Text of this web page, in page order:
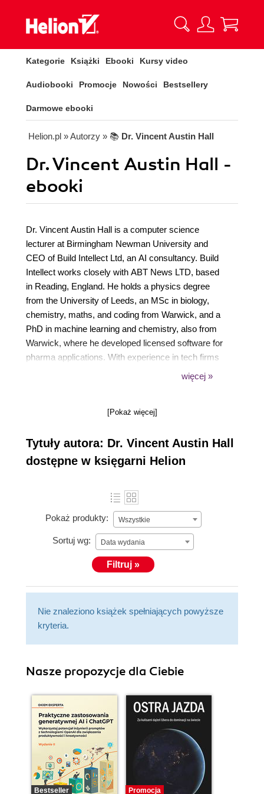
Kategorie Książki Ebooki Kursy video
Audiobooki Promocje Nowości Bestsellery
Darmowe ebooki
Helion.pl » Autorzy » 📚 Dr. Vincent Austin Hall
Dr. Vincent Austin Hall -
ebooki
Dr. Vincent Austin Hall is a computer science
lecturer at Birmingham Newman University and
CEO of Build Intellect Ltd, an AI consultancy. Build
Intellect works closely with ABT News LTD, based
in Reading, England. He holds a physics degree
from the University of Leeds, an MSc in biology,
chemistry, maths, and coding from Warwick, and a
PhD in machine learning and chemistry, also from
Warwick, where he developed licensed software for
pharma applications. With experience in tech firms
and academia, he's worked on ML projects in the
AI strategies, coaches students and professionals,
content.
więcej »
[Pokaż więcej]
Tytuły autora: Dr. Vincent Austin Hall
dostępne w księgarni Helion
Pokaż produkty: Wszystkie
Sortuj wg: Data wydania
Filtruj »
Nie znaleziono książek spełniających powyższe
kryteria.
Nasze propozycje dla Ciebie
Bestseller
Promocja